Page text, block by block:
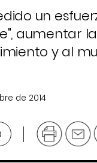
un
aumentar
y al
de 2014